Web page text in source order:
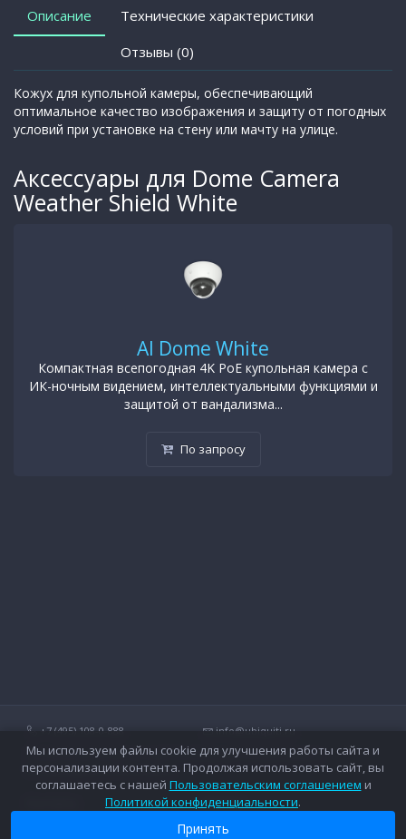
Описание
Технические характеристики
Отзывы (0)
Кожух для купольной камеры, обеспечивающий
оптимальное качество изображения и защиту от погодных
условий при установке на стену или мачту на улице.
Аксессуары для Dome Camera
Weather Shield White
AI Dome White
Компактная всепогодная 4K PoE купольная камера с
ИК-ночным видением, интеллектуальными функциями и
защитой от вандализма...
По запросу
+7 (495) 108-0-888
info@ubiquiti.ru
Технические вопросы и дополнительные консультации о
беспроводных сетях Ubiquiti.
Оплата
Мы используем файлы cookie для улучшения работы сайта и
персонализации контента. Продолжая использовать сайт, вы
соглашаетесь с нашей Пользовательским соглашением и
Политикой конфиденциальности.
Принять